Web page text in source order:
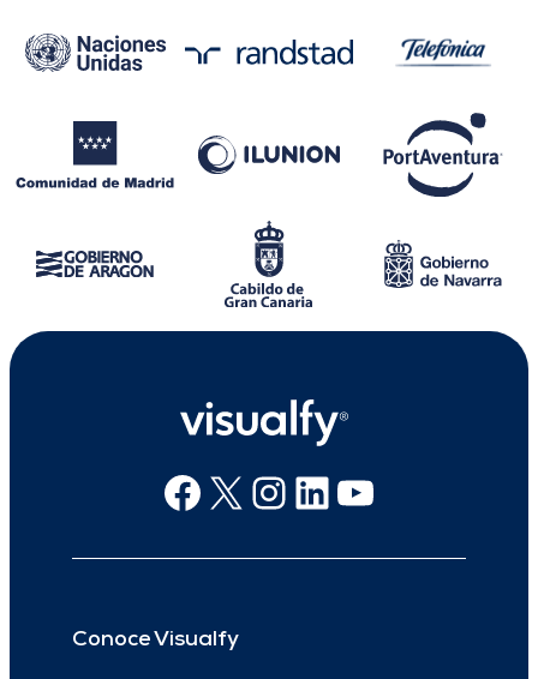
Facebook
X Instagram
Linkedin
Youtube
Conoce Visualfy